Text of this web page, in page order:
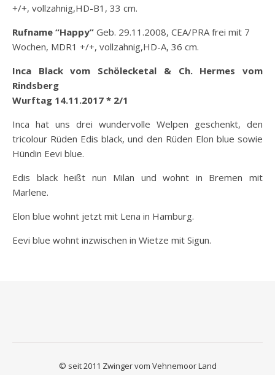
+/+, vollzahnig,HD-B1, 33 cm.
Rufname “Happy” Geb. 29.11.2008, CEA/PRA frei mit 7
Wochen, MDR1 +/+, vollzahnig,HD-A, 36 cm.
Inca Black vom Schölecketal & Ch. Hermes vom
Rindsberg
Wurftag 14.11.2017 * 2/1
Inca hat uns drei wundervolle Welpen geschenkt, den
tricolour Rüden Edis black, und den Rüden Elon blue sowie
Hündin Eevi blue.
Edis black heißt nun Milan und wohnt in Bremen mit
Marlene.
Elon blue wohnt jetzt mit Lena in Hamburg.
Eevi blue wohnt inzwischen in Wietze mit Sigun.
© seit 2011 Zwinger vom Vehnemoor Land